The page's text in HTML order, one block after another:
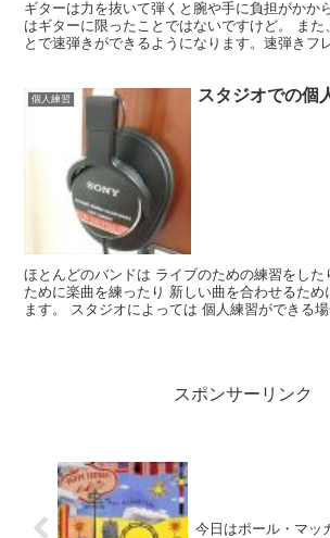
ギターは力を抜いて弾くと腕や手に負担がかか
はギターに限ったことではないですけど。 また
とで速弾きができるようになります。速弾きフ
個人練習 スタジオでの個
ほとんどのバンドは ライブのための練習をし
ために楽曲を練ったり 新しい曲を合わせるため
ます。 スタジオによっては 個人練習ができる
スポンサーリンク
今日はポール・マッ